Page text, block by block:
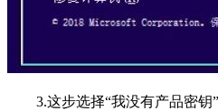
3.这步选择“我没有产品密